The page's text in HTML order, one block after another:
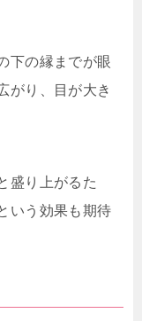
下の縁までが眼
がり、目が大き
盛り上がるた
いう効果も期待